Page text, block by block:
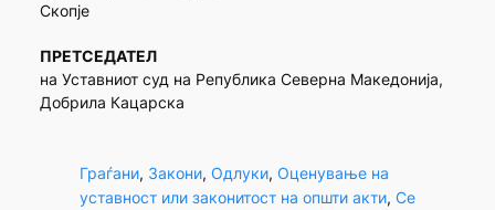
Скопје
ПРЕТСЕДАТЕЛ
на Уставниот суд на Република Северна Македонија,
Добрила Кацарска
Граѓани, Закони, Одлуки, Оценување на
уставност или законитост на општи акти, Се